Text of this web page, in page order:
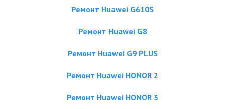
Ремонт Huawei G610S
Ремонт Huawei G8
Ремонт Huawei G9 PLUS
Ремонт Huawei HONOR 2
Ремонт Huawei HONOR 3